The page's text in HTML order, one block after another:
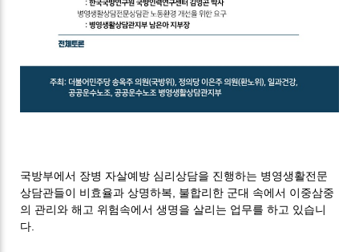
국방부에서 장병 자살예방 심리상담을 진행하는 병영생활전문
상담관들이 비효율과 상명하복, 불합리한 군대 속에서 이중삼중
의 관리와 해고 위험속에서 생명을 살리는 업무를 하고 있습니
다.